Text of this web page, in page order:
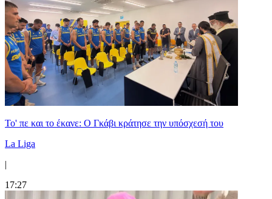
Το' πε και το έκανε: Ο Γκάβι κράτησε την υπόσχεσή του
La Liga
|
17:27